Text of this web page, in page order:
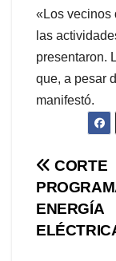
«Los vecinos
las
presentaron.
que, a pesar
manifestó.
de
CORTE
ENERGÍA